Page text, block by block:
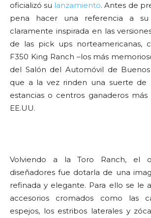
oficializó su lanzamiento. Antes de
pena hacer una referencia a su
claramente inspirada en las
de las pick ups norteamericanas,
F350 King Ranch –los más
del Salón del Automóvil de Buenos
que a la vez rinden una suerte de
estancias o centros ganaderos
EE.UU.
Volviendo a la Toro Ranch, el
diseñadores fue dotarla de una
refinada y elegante. Para ello se le
accesorios cromados como las
espejos, los estribos laterales y